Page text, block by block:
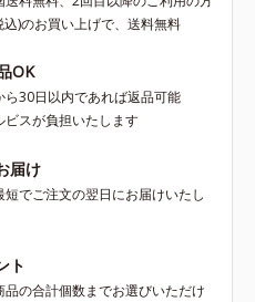
)のお買い上げで、送料無料
OK
ら30日以内であれば返品可能
スが負担いたします
届け
でご注文の翌日にお届けいたし
ト
の合計個数までお選びいただけ